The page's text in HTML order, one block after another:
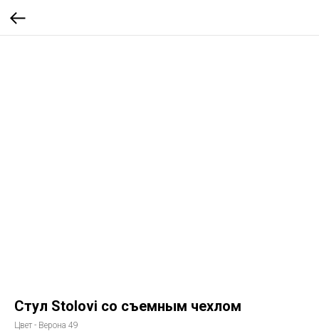
Стул Stolovi со съемным чехлом
Цвет - Верона 49